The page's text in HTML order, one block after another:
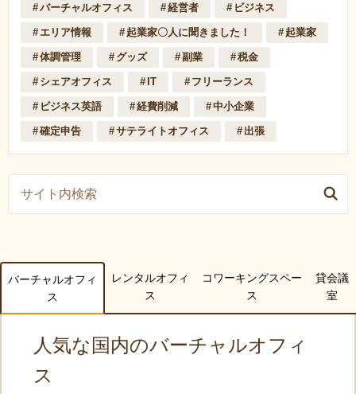
バーチャルオフィス 経営者 ビジネス
エリア情報 起業家〇人に聞きました！ 起業家
体調管理 グッズ 副業 税金
シェアオフィス IT フリーランス
ビジネス英語 経費削減 中小企業
確定申告 サテライトオフィス 出張
バーチャルオフィ
ス
レンタルオフィ
ス
コワーキングスペー
ス
貸会議
室
人気な国内のバーチャルオフィ
ス